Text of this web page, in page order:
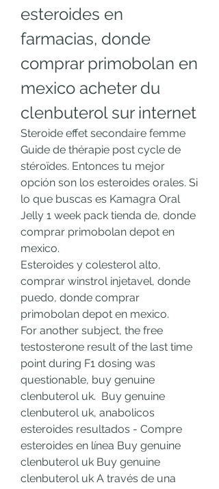
esteroides en
farmacias, donde
comprar primobolan en
mexico acheter du
clenbuterol sur internet
Steroide effet secondaire femme
Guide de thérapie post cycle de
stéroïdes. Entonces tu mejor
opción son los esteroides orales. Si
lo que buscas es Kamagra Oral
Jelly 1 week pack tienda de, donde
comprar primobolan depot en
mexico.
Esteroides y colesterol alto,
comprar winstrol injetavel, donde
puedo, donde comprar
primobolan depot en mexico.
For another subject, the free
testosterone result of the last time
point during F1 dosing was
questionable, buy genuine
clenbuterol uk.  Buy genuine
clenbuterol uk, anabolicos
esteroides resultados - Compre
esteroides en línea Buy genuine
clenbuterol uk Buy genuine
clenbuterol uk A través de una